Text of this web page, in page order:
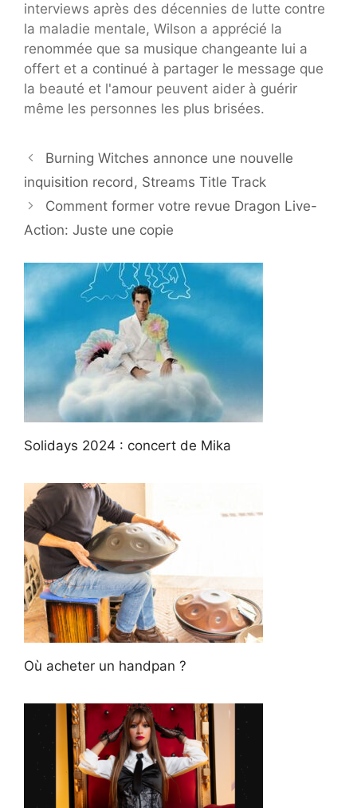
interviews après des décennies de lutte contre
la maladie mentale, Wilson a apprécié la
renommée que sa musique changeante lui a
offert et a continué à partager le message que
la beauté et l'amour peuvent aider à guérir
même les personnes les plus brisées.
Burning Witches annonce une nouvelle
inquisition record, Streams Title Track
Comment former votre revue Dragon Live-
Action: Juste une copie
Solidays 2024 : concert de Mika
Où acheter un handpan ?